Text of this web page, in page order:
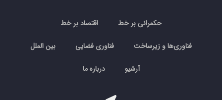
حکمرانی بر خط اقتصاد بر خط
فناوری‌ها و زیرساخت فناوری فضایی بین الملل
آرشیو درباره ما